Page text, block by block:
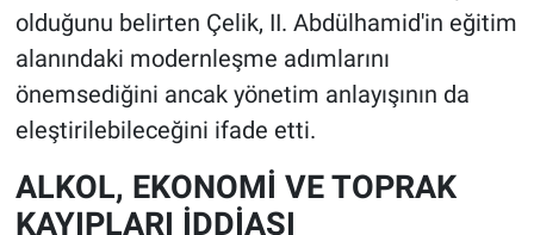
olduğunu belirten Çelik, II. Abdülhamid'in eğitim
alanındaki modernleşme adımlarını
önemsediğini ancak yönetim anlayışının da
eleştirilebileceğini ifade etti.
ALKOL, EKONOMİ VE TOPRAK
KAYIPLARI İDDİASI